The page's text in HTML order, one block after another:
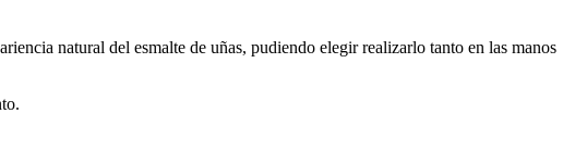
natural del esmalte de uñas, pudiendo elegir realizarlo tanto en las manos